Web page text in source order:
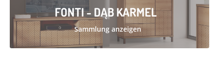
FONTI - DĄB KARMEL
Sammlung anzeigen